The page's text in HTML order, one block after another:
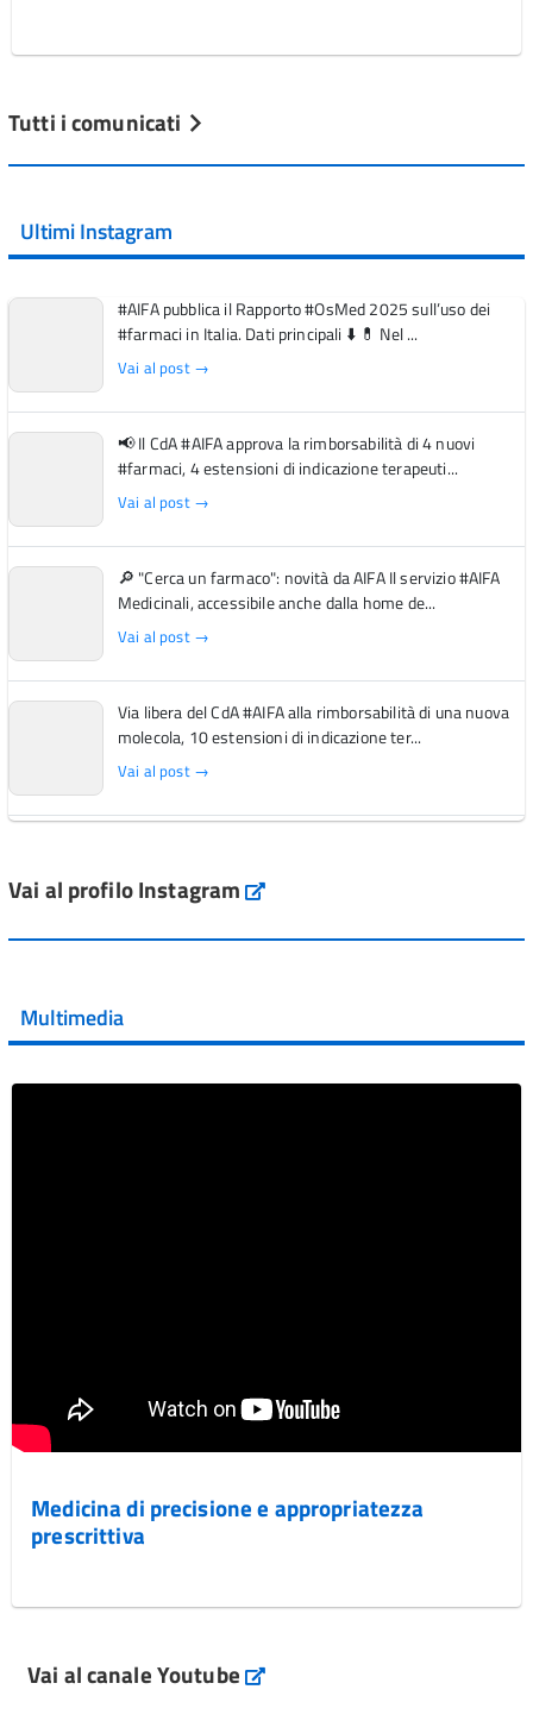
Tutti i comunicati
Ultimi Instagram
#AIFA pubblica il Rapporto #OsMed 2025 sull’uso dei
#farmaci in Italia. Dati principali ⬇️ 💊 Nel ...
Vai al post →
📢 Il CdA #AIFA approva la rimborsabilità di 4 nuovi
#farmaci, 4 estensioni di indicazione terapeuti...
Vai al post →
🔎 "Cerca un farmaco": novità da AIFA Il servizio #AIFA
Medicinali, accessibile anche dalla home de...
Vai al post →
Via libera del CdA #AIFA alla rimborsabilità di una nuova
molecola, 10 estensioni di indicazione ter...
Vai al post →
Vai al post →
Vai al post →
Vai al profilo Instagram Instagram
Multimedia
Medicina di precisione e appropriatezza
prescrittiva
Vai al canale Youtube